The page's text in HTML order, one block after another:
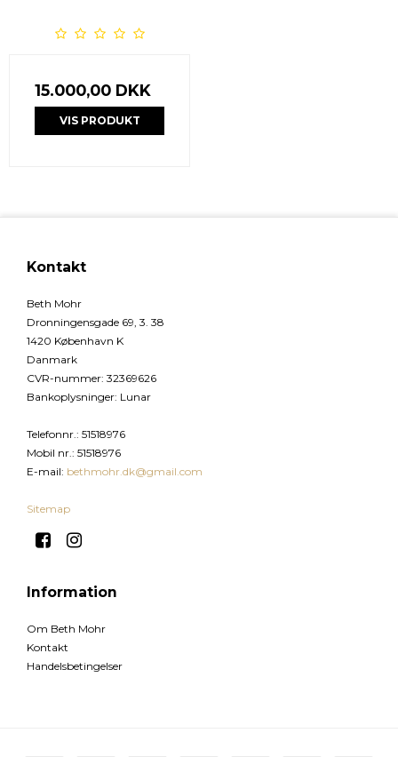
15.000,00 DKK
VIS PRODUKT
Kontakt
Beth Mohr
Dronningensgade 69, 3. 38
1420 København K
Danmark
CVR-nummer: 32369626
Bankoplysninger: Lunar
Telefonnr.: 51518976
Mobil nr.: 51518976
E-mail: bethmohr.dk@gmail.com
Sitemap
Information
Om Beth Mohr
Kontakt
Handelsbetingelser